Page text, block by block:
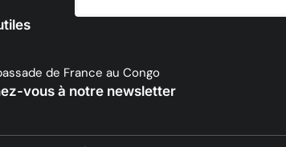
de France au Congo
vous à notre newsletter